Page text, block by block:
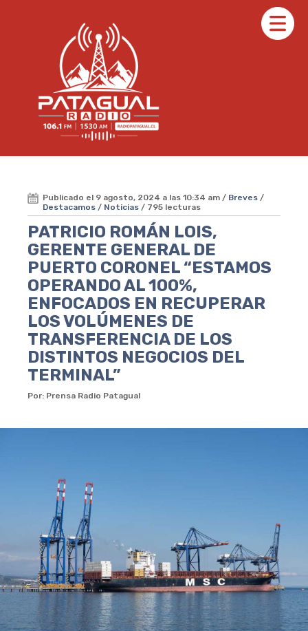
Publicado el 9 agosto, 2024 a las 10:34 am / Breves /
Destacamos / Noticias / 795 lecturas
PATRICIO ROMÁN LOIS,
GERENTE GENERAL DE
PUERTO CORONEL “ESTAMOS
OPERANDO AL 100%,
ENFOCADOS EN RECUPERAR
LOS VOLÚMENES DE
TRANSFERENCIA DE LOS
DISTINTOS NEGOCIOS DEL
TERMINAL”
Por: Prensa Radio Patagual